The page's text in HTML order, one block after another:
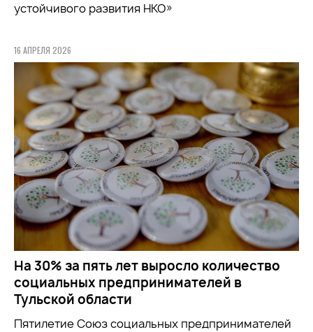
устойчивого развития НКО»
16 АПРЕЛЯ 2026
На 30% за пять лет выросло количество
социальных предпринимателей в
Тульской области
Пятилетие Союз социальных предпринимателей